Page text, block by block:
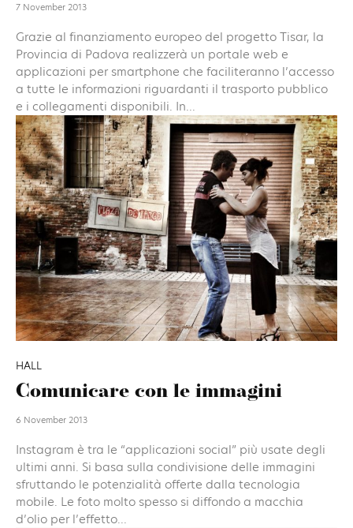
7 November 2013
Grazie al finanziamento europeo del progetto Tisar, la
Provincia di Padova realizzerà un portale web e
applicazioni per smartphone che faciliteranno l’accesso
a tutte le informazioni riguardanti il trasporto pubblico
e i collegamenti disponibili. In...
HALL
Comunicare con le immagini
6 November 2013
Instagram è tra le “applicazioni social” più usate degli
ultimi anni. Si basa sulla condivisione delle immagini
sfruttando le potenzialità offerte dalla tecnologia
mobile. Le foto molto spesso si diffondo a macchia
d’olio per l’effetto...